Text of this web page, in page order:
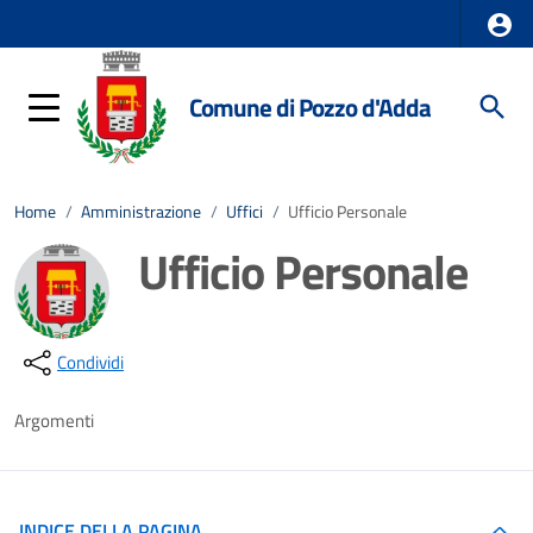
Comune di Pozzo d'Adda
Home / Amministrazione / Uffici / Ufficio Personale
Ufficio Personale
Condividi
Argomenti